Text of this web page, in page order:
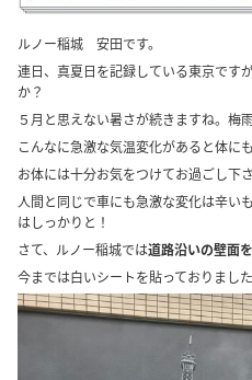
ルノー稲城 安田です。
連日、真夏日を記録している東京です
か？
５月と思えない暑さが続きますね。梅
こんなに急激な気温変化があると体に
お体には十分お気をつけてお過ごし下さ
人間と同じで車にも急激な変化は辛い
はしっかりと！
さて、ルノー稲城では道路沿いの壁面
今までは白いシートを貼っておりまし